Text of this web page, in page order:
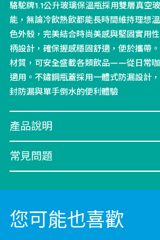
駱駝牌1.1公升玻璃保溫瓶採用雙層真空
能，無論冷飲熱飲都能長時間維持理想
色外殼，完美結合時尚美感與堅固實用
柄設計，確保握感穩固舒適，便於攜帶
材質，可安全盛載各類飲品——從日常
適用。不鏽鋼瓶蓋採用一體式防漏設計
封防漏與單手倒水的便利體驗
產品說明
常見問題
您可能也喜歡